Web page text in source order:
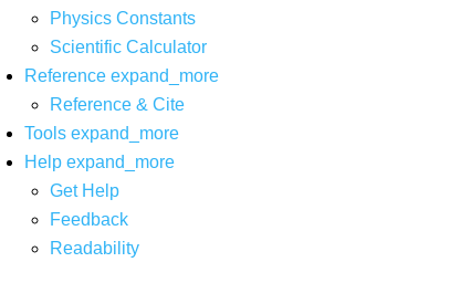
Physics Constants
Scientific Calculator
Reference expand_more
Reference & Cite
Tools expand_more
Help expand_more
Get Help
Feedback
Readability